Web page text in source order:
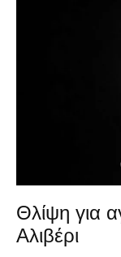
Θλίψη για
Αλιβέρι